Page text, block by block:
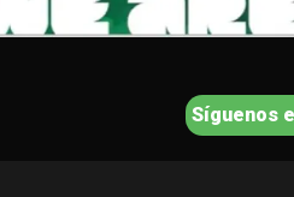
Síguenos